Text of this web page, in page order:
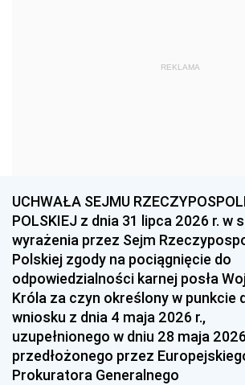
1968
1954 1953
1951 1950
1948 1947
1939 1938
1936 1930
REKLAMA
UCHWAŁA SEJMU
POLSKIEJ z dnia 31 lipca 2026 r. w
wyrażenia przez Sejm
Polskiej zgody na pociągnięcie do
odpowiedzialności karnej posła
Króla za czyn określony w punkcie
wniosku z dnia 4 maja 2026 r.,
uzupełnionego w dniu 28 maja
przedłożonego przez
Prokuratora Generalnego